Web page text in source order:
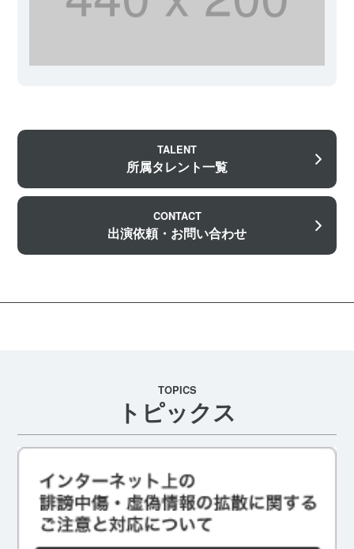
TALENT
所属タレント一覧
CONTACT
出演依頼・お問い合わせ
TOPICS
トピックス